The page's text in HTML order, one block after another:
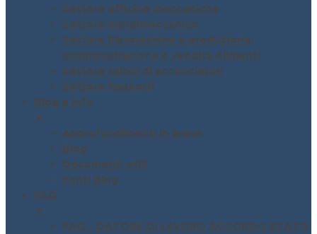
Settore officine meccaniche
Settore metalmeccanico
Settore Ristorazione e produzione,
somministrazione e vendita Alimenti
Settore saloni di acconciatori
Settore trasporti
Blog e Info
▼
Approfondimenti in breve
Blog
Documenti utili
Fonti Blog
FAQ
▼
FAQ – DATORE DI LAVORO ACCORDO STATO